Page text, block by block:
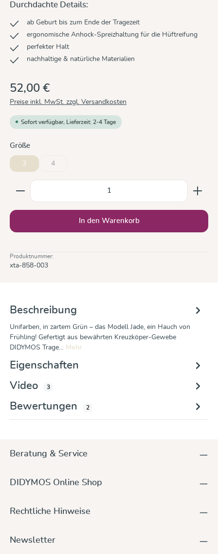
Durchdachte Details:
ab Geburt bis zum Ende der Tragezeit
ergonomische Anhock-Spreizhaltung für die Hüftreifung
perfekter Halt
nachhaltige & natürliche Materialien
52,00 €
Preise inkl. MwSt. zzgl. Versandkosten
Sofort verfügbar, Lieferzeit: 2-4 Tage
Größeauswählen
3 4
Produkt Anzahl: Gib den gewünschten Wert ein
In den Warenkorb
Produktnummer:
xta-858-003
Beschreibung
Unifarben, in zartem Grün – das Modell Jade, ein Hauch von
Frühling! Gefertigt aus bewährten Kreuzköper-Gewebe
DIDYMOS Trage… Mehr
Eigenschaften
Video
3
Bewertungen 2
Beratung & Service
DIDYMOS Online Shop
Rechtliche Hinweise
Newsletter